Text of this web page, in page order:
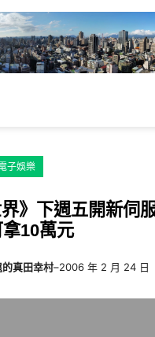
子娛樂
界》下週五開新伺
10萬元
的真田幸村–2006 年 2 月 24 日